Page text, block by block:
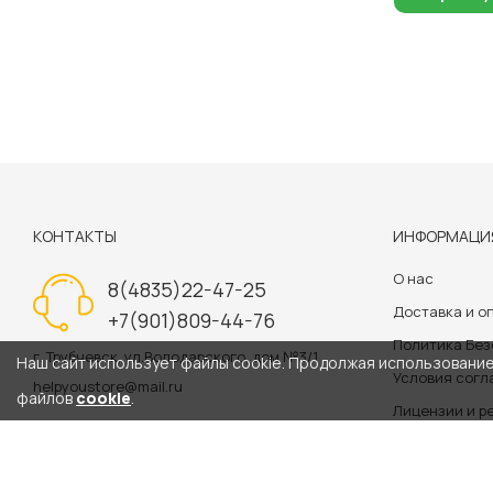
Наш сайт использует файлы cookie. Продолжая
файловcookie.
КОНТАКТЫ
8(4835)22-47-25
+7(901)809-44-76
г. Трубчевск, ул.Володарского, дом №3/1
helpyoustore@mail.ru
О нас
Доставка и
Политика
Условия
Лицензии и